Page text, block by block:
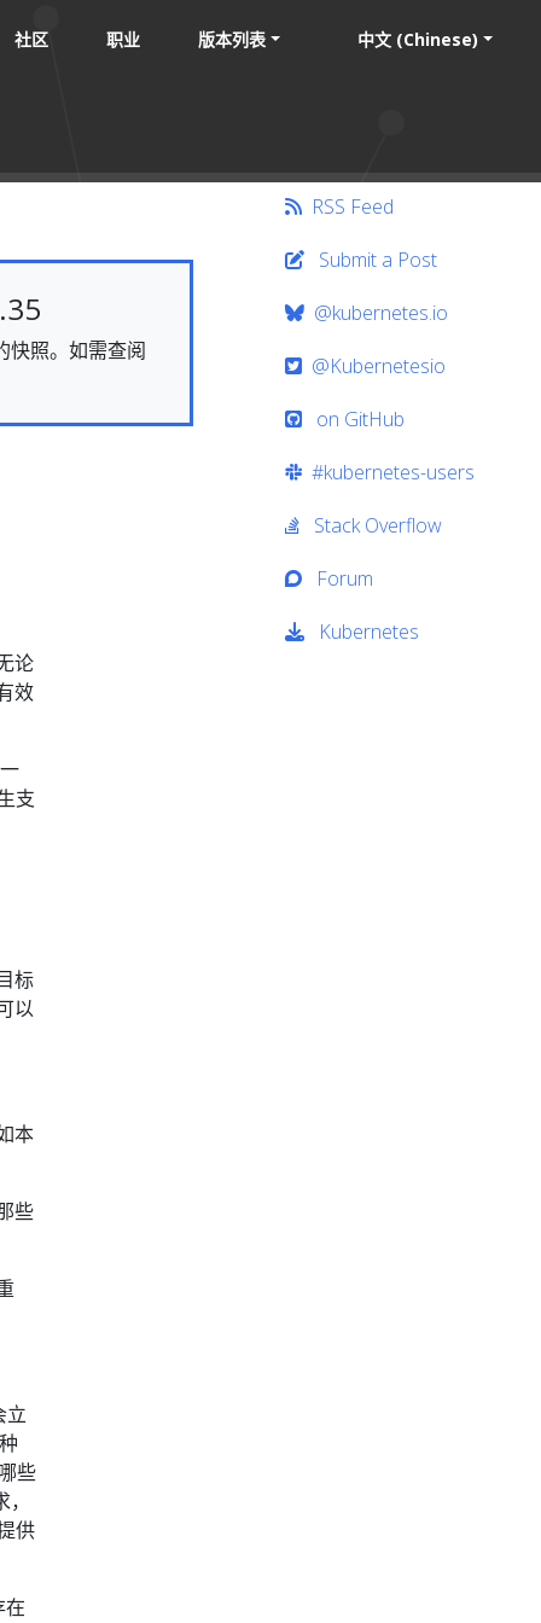
社区 职业 版本列表 中文 (Chinese)
快照。如需查阅
论
效
支
标
以
本
些
立
些
供
在
RSS Feed
Submit a Post
@kubernetes.io
@Kubernetesio
on GitHub
#kubernetes-users
Stack Overflow
Forum
Kubernetes